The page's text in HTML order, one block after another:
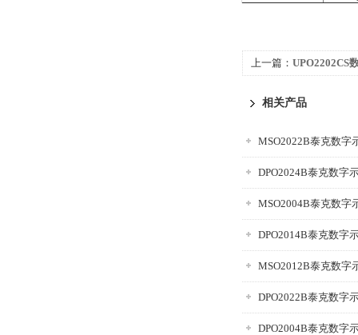
上一篇： UPO2202CS
相关产品
MSO2022B泰克数字
DPO2024B泰克数字
MSO2004B泰克数字
DPO2014B泰克数字
MSO2012B泰克数字
DPO2022B泰克数字
DPO2004B泰克数字